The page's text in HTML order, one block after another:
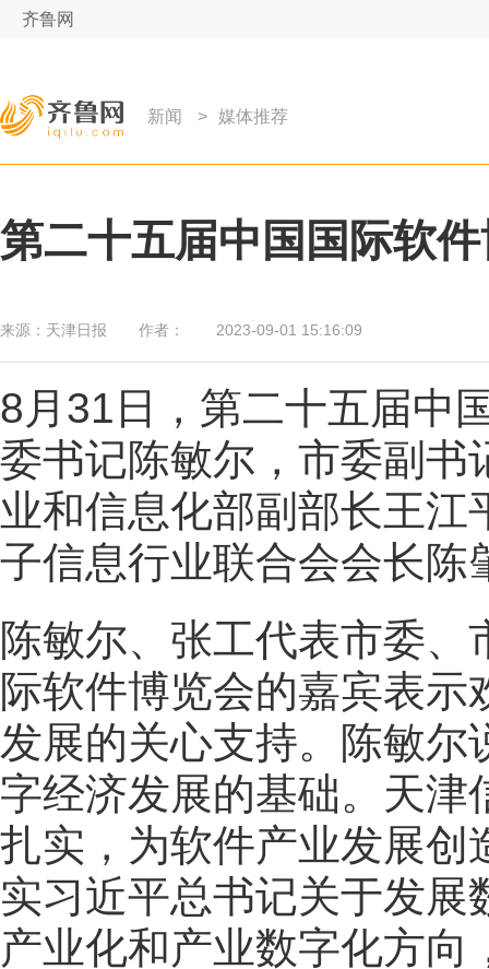
齐鲁网
新闻 > 媒体推荐
第二十五届中国国际软
来源： 天津日报 作者： 2023-09-01 15:16:09
8月31日，第二十五届中
委书记陈敏尔，市委副书
业和信息化部副部长王
子信息行业联合会会长陈
陈敏尔、张工代表市委
际软件博览会的嘉宾表
发展的关心支持。陈敏尔
字经济发展的基础。天津
扎实，为软件产业发展创
实习近平总书记关于发
产业化和产业数字化方